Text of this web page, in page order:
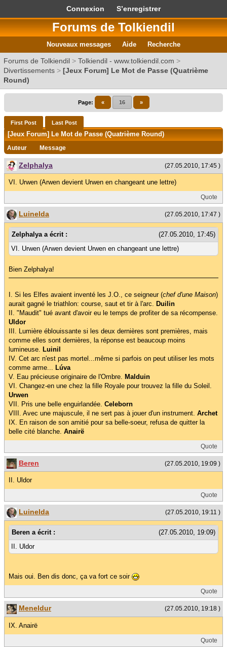
Connexion S’enregistrer
Forums de Tolkiendil
Nouveaux messages Aide Recherche
Forums de Tolkiendil > Tolkiendil - www.tolkiendil.com >
Divertissements > [Jeux Forum] Le Mot de Passe (Quatrième
Round)
Page: « 16 »
First Post Last Post
[Jeux Forum] Le Mot de Passe (Quatrième Round)
Auteur Message
(27.05.2010, 17:45 )
Zelphalya
VI. Urwen (Arwen devient Urwen en changeant une lettre)
Quote
(27.05.2010, 17:47 )
Luinelda
(27.05.2010, 17:45)
Zelphalya a écrit :
VI. Urwen (Arwen devient Urwen en changeant une lettre)
Bien Zelphalya!
I. Si les Elfes avaient inventé les J.O., ce seigneur (chef d'une Maison)
aurait gagné le triathlon: course, saut et tir à l'arc. Duilin
II. "Maudit" tué avant d'avoir eu le temps de profiter de sa récompense.
Uldor
III. Lumière éblouissante si les deux dernières sont premières, mais
comme elles sont dernières, la réponse est beaucoup moins
lumineuse. Luinil
IV. Cet arc n'est pas mortel...même si parfois on peut utiliser les mots
comme arme... Lúva
V. Eau précieuse originaire de l'Ombre. Malduin
VI. Changez-en une chez la fille Royale pour trouvez la fille du Soleil.
Urwen
VII. Pris une belle enguirlandée. Celeborn
VIII. Avec une majuscule, il ne sert pas à jouer d'un instrument. Archet
IX. En raison de son amitié pour sa belle-soeur, refusa de quitter la
belle cité blanche. Anairë
Quote
(27.05.2010, 19:09 )
Beren
II. Uldor
Quote
(27.05.2010, 19:11 )
Luinelda
(27.05.2010, 19:09)
Beren a écrit :
II. Uldor
Mais oui. Ben dis donc, ça va fort ce soir
Quote
(27.05.2010, 19:18 )
Meneldur
IX. Anairë
Quote